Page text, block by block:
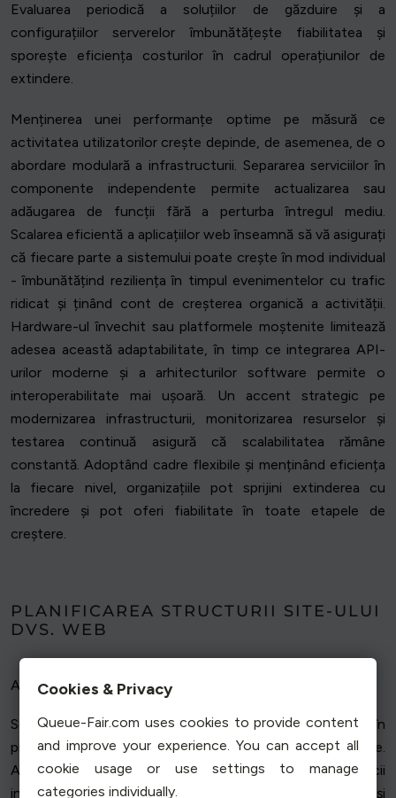
Evaluarea periodică a soluțiilor de găzduire și a
configurațiilor serverelor îmbunătățește fiabilitatea și
sporește eficiența costurilor în cadrul operațiunilor de
extindere.
Menținerea unei performanțe optime pe măsură ce
activitatea utilizatorilor crește depinde, de asemenea, de o
abordare modulară a infrastructurii. Separarea serviciilor în
componente independente permite actualizarea sau
adăugarea de funcții fără a perturba întregul mediu.
Scalarea eficientă a aplicațiilor web înseamnă să vă asigurați
că fiecare parte a sistemului poate crește în mod individual
- îmbunătățind reziliența în timpul evenimentelor cu trafic
ridicat și ținând cont de creșterea organică a activității.
Hardware-ul învechit sau platformele moștenite limitează
adesea această adaptabilitate, în timp ce integrarea API-
urilor moderne și a arhitecturilor software permite o
interoperabilitate mai ușoară. Un accent strategic pe
modernizarea infrastructurii, monitorizarea resurselor și
testarea continuă asigură că scalabilitatea rămâne
constantă. Adoptând cadre flexibile și menținând eficiența
la fiecare nivel, organizațiile pot sprijini extinderea cu
încredere și pot oferi fiabilitate în toate etapele de
creștere.
PLANIFICAREA STRUCTURII SITE-ULUI
DVS. WEB
Alegerea arhitecturii potrivite
Selectarea arhitecturii potrivite este o decizie esențială în
proiectarea unui site flexibil, pregătit pentru creștere.
Alegerea între structuri monolitice și microservicii
influențează scalabilitatea, eficiența operațională și
Cookies & Privacy
Queue-Fair.com uses cookies to provide content
and improve your experience. You can accept all
cookie usage or use settings to manage
categories individually.